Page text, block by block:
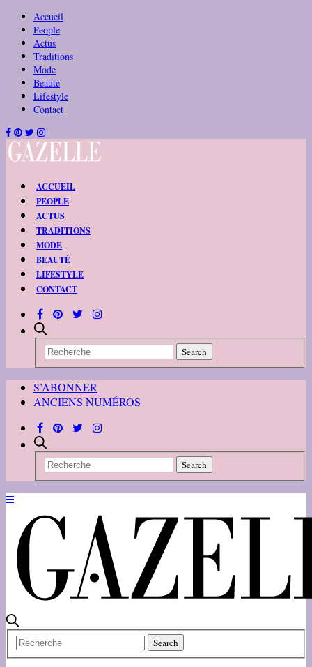
Accueil
People
Actus
Traditions
Mode
Beauté
Lifestyle
Contact
ACCUEIL
PEOPLE
ACTUS
TRADITIONS
MODE
BEAUTÉ
LIFESTYLE
CONTACT
S’ABONNER
ANCIENS NUMÉROS